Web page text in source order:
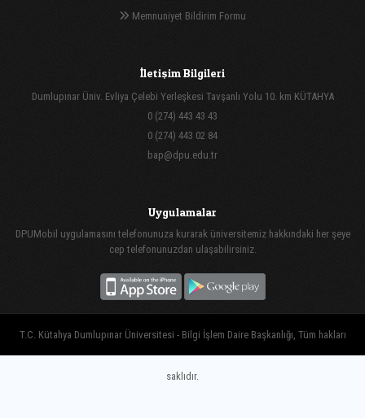
Memnuniyet Bildirim Formu
İletişim Bilgileri
Dumlupınar Üniv. Evliya Çelebi Yerleşkesi Tavşanlı Yolu 10. km KÜTAHYA
0 (274) 443 43 43
0 (274) 443 02 84
bap@dpu.edu.tr
Uygulamalar
DPUMobil uygulamasını telefonunuza kurarak üniversitemiz hakkındaki her şeye
cep telefonunuzdan ulaşabilirsiniz.
T.C. Kütahya Dumlupınar Üniversitesi - Bilgi İşlem Daire Başkanlığı, Tüm hakları
saklıdır.